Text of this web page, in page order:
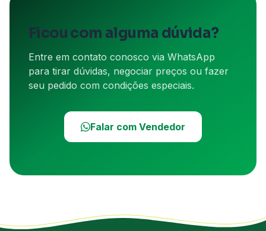
Ficou com alguma dúvida?
Entre em contato conosco via WhatsApp
para tirar dúvidas, negociar preços ou fazer
seu pedido com condições especiais.
Falar com Vendedor